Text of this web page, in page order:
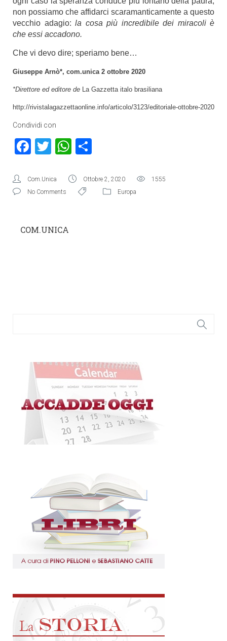
non possiamo che affidarci scaramanticamente a questo
vecchio adagio: la cosa più incredibile dei miracoli è
che essi accadono.
Che vi devo dire; speriamo bene…
Giuseppe Arnò*, com.unica 2 ottobre 2020
*Direttore ed editore de La Gazzetta italo brasiliana
http://rivistalagazzettaonline.info/articolo/3123/editoriale-ottobre-2020
Condividi con
Facebook
TwitterWhatsApp
Com.Unica Ottobre 2, 2020
1555
No Comments
Europa
COM.UNICA